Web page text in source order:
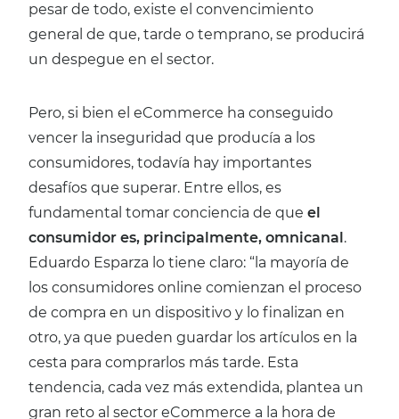
pesar de todo, existe el convencimiento
general de que, tarde o temprano, se producirá
un despegue en el sector.
Pero, si bien el eCommerce ha conseguido
vencer la inseguridad que producía a los
consumidores, todavía hay importantes
desafíos que superar. Entre ellos, es
fundamental tomar conciencia de que el
consumidor es, principalmente, omnicanal .
Eduardo Esparza lo tiene claro: “la mayoría de
los consumidores online comienzan el proceso
de compra en un dispositivo y lo finalizan en
otro, ya que pueden guardar los artículos en la
cesta para comprarlos más tarde. Esta
tendencia, cada vez más extendida, plantea un
gran reto al sector eCommerce a la hora de